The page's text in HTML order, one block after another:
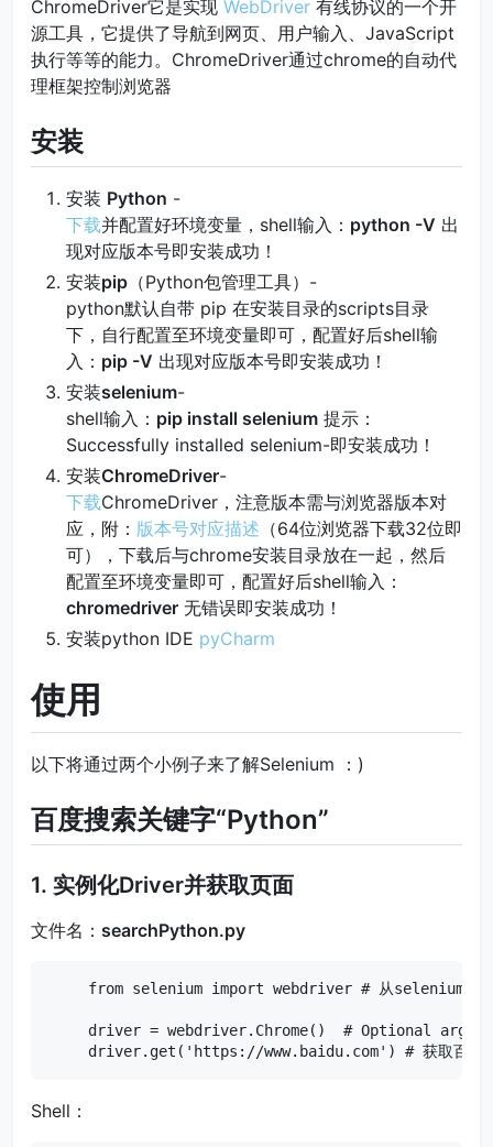
ChromeDriver它是实现 WebDriver 有线协议的一个开
源工具，它提供了导航到网页、用户输入、JavaScript
执行等等的能力。ChromeDriver通过chrome的自动代
理框架控制浏览器
安装
安装 Python -
下载并配置好环境变量，shell输入： python -V 出
现对应版本号即安装成功！
安装pip （Python包管理工具）-
python默认自带 pip 在安装目录的scripts目录
下，自行配置至环境变量即可，配置好后shell输
入： pip -V 出现对应版本号即安装成功！
安装selenium-
shell输入： pip install selenium 提示：
Successfully installed selenium-即安装成功！
安装ChromeDriver-
下载ChromeDriver，注意版本需与浏览器版本对
应，附： 版本号对应描述 （64位浏览器下载32位即
可），下载后与chrome安装目录放在一起，然后
配置至环境变量即可，配置好后shell输入：
chromedriver 无错误即安装成功！
安装python IDE pyCharm
使用
以下将通过两个小例子来了解Selenium ：)
百度搜索关键字“Python”
1. 实例化Driver并获取页面
文件名： searchPython.py
from selenium import webdriver # 从selenium导
driver = webdriver.Chrome()  # Optional
driver.get('https://www.baidu.com') # 获取百度
Shell：